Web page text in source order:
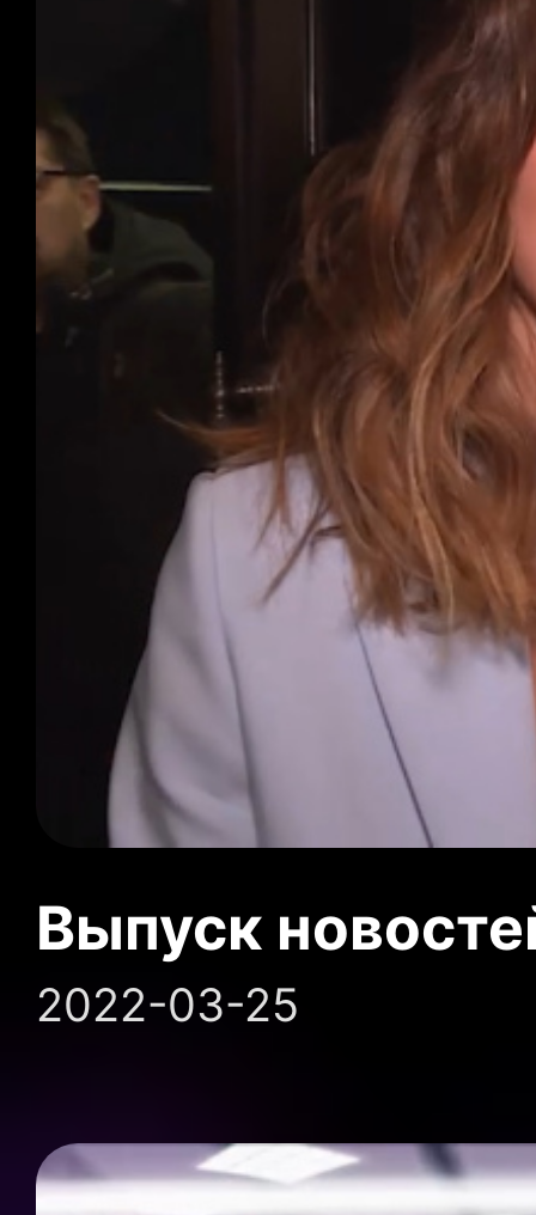
Выпуск
2022-03-25